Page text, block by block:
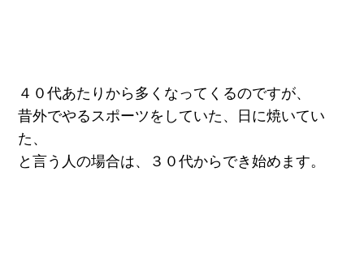
４０代あたりから多くなってくるのですが、
昔外でやるスポーツをしていた、日に焼いてい
た、
と言う人の場合は、３０代からでき始めます。